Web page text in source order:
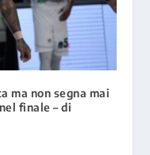
ma non segna mai
finale – di